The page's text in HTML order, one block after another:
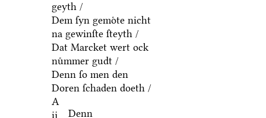
geyth /
Dem ſyn gemoͤte nicht
na gewinſte ſteyth /
Dat Marcket wert ock
nuͤmmer gudt /
Denn ſo men den
Doren ſchaden doeth /
A
ij
Denn